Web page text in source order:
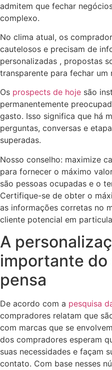
admitem que fechar
complexo.
No clima atual, os
cautelosos e precisam de
personalizadas , propostas
transparente para fechar um
Os prospects de hoje são
permanentemente
gasto. Isso significa que há
perguntas, conversas e
superadas.
Nosso conselho: maximize
para fornecer o máximo
são pessoas ocupadas e o
Certifique-se de obter o
as informações corretas no
cliente potencial em
A
importante do
pensa
De acordo com a pesquisa
compradores relatam que
com marcas que se
dos compradores esperam
suas necessidades e façam
contato. Com base nesses